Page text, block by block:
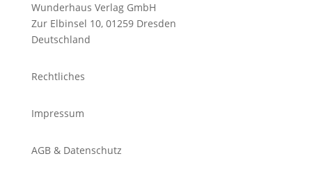
Wunderhaus Verlag GmbH
Zur Elbinsel 10, 01259 Dresden
Deutschland
Rechtliches
Impressum
AGB & Datenschutz